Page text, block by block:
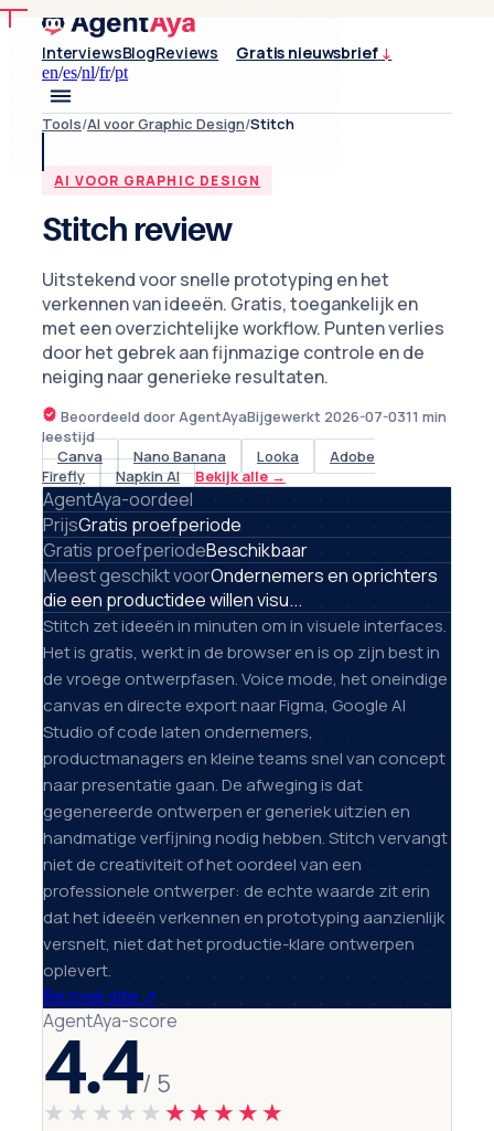
InterviewsBlogReviews Gratis nieuwsbrief ↓
en/es/nl/fr/pt
Tools/AI voor Graphic Design/Stitch
AI VOOR GRAPHIC DESIGN
Stitch review
Uitstekend voor snelle prototyping en het
verkennen van ideeën. Gratis, toegankelijk en
met een overzichtelijke workflow. Punten verlies
door het gebrek aan fijnmazige controle en de
neiging naar generieke resultaten.
Beoordeeld door AgentAyaBijgewerkt 2026-07-0311 min
leestijd
Canva
Nano Banana Looka
Adobe
Firefly
Napkin AI Bekijk alle→
AgentAya-oordeel
PrijsGratis proefperiode
Gratis proefperiodeBeschikbaar
Meest geschikt voorOndernemers en oprichters
die een productidee willen visu...
Stitch zet ideeën in minuten om in visuele interfaces.
Het is gratis, werkt in de browser en is op zijn best in
de vroege ontwerpfasen. Voice mode, het oneindige
canvas en directe export naar Figma, Google AI
Studio of code laten ondernemers,
productmanagers en kleine teams snel van concept
naar presentatie gaan. De afweging is dat
gegenereerde ontwerpen er generiek uitzien en
handmatige verfijning nodig hebben. Stitch vervangt
niet de creativiteit of het oordeel van een
professionele ontwerper: de echte waarde zit erin
dat het ideeën verkennen en prototyping aanzienlijk
versnelt, niet dat het productie-klare ontwerpen
oplevert.
Bezoek site ↗
AgentAya-score
4.4/ 5
★★★★★ ★★★★★